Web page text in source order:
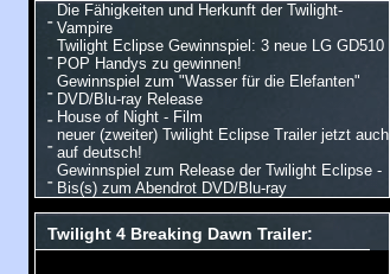
Die Fähigkeiten und Herkunft der Twilight-
Vampire
Twilight Eclipse Gewinnspiel: 3 neue LG GD510
POP Handys zu gewinnen!
Gewinnspiel zum "Wasser für die Elefanten"
DVD/Blu-ray Release
House of Night - Film
neuer (zweiter) Twilight Eclipse Trailer jetzt auch
auf deutsch!
Gewinnspiel zum Release der Twilight Eclipse -
Bis(s) zum Abendrot DVD/Blu-ray
Twilight 4 Breaking Dawn Trailer: